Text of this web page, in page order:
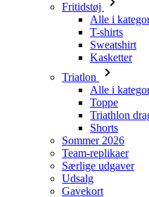
Fritidstøj
Alle i
T-shirts
Sweatshirt
Kasketter
Triatlon
Alle i
Toppe
Triathlon
Shorts
Sommer 2026
Team-replikaer
Særlige udgaver
Udsalg
Gavekort